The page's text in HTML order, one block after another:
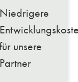
Niedrigere
für unsere
Partner